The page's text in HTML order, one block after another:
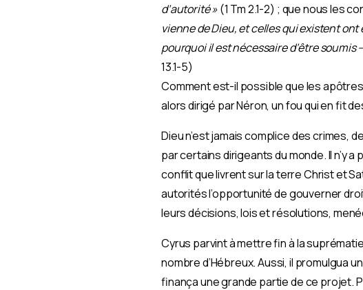
d’autorité »(1 Tm 2.1-2) ; que nous les
vienne de Dieu, et celles qui existent
pourquoi il est nécessaire d’être
13.1-5)
Comment est-il possible que les
alors dirigé par Néron, un fou qui en fit
Dieu n’est jamais complice des crimes,
par certains dirigeants du monde. Il n’y
conflit que livrent sur la terre Christ et
autorités l’opportunité de gouverner
leurs décisions, lois et résolutions,
Cyrus parvint à mettre fin à la
nombre d’Hébreux. Aussi, il promulgua
finança une grande partie de ce projet.